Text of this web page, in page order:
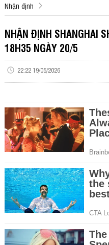
Nhận định
NHẬN ĐỊNH SHANGHAI
18H35 NGÀY 20/5
22:22 19/05/2026